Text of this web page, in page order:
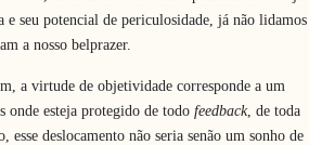
e seu potencial de periculosidade, já não lidamos
a nosso belprazer.
a virtude de objetividade corresponde a um
onde esteja protegido de todo feedback, de toda
deslocamento não seria senão um sonho de